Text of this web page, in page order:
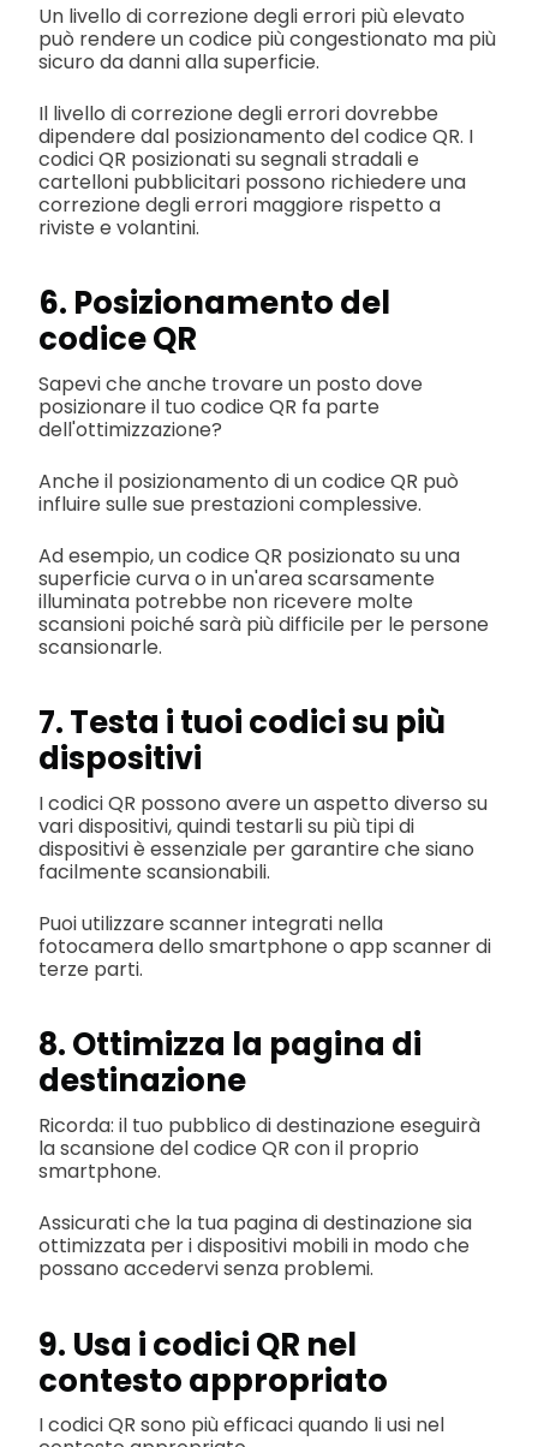
Un livello di correzione degli errori più elevato
può rendere un codice più congestionato ma più
sicuro da danni alla superficie.
Il livello di correzione degli errori dovrebbe
dipendere dal posizionamento del codice QR. I
codici QR posizionati su segnali stradali e
cartelloni pubblicitari possono richiedere una
correzione degli errori maggiore rispetto a
riviste e volantini.
6. Posizionamento del
codice QR
Sapevi che anche trovare un posto dove
posizionare il tuo codice QR fa parte
dell'ottimizzazione?
Anche il posizionamento di un codice QR può
influire sulle sue prestazioni complessive.
Ad esempio, un codice QR posizionato su una
superficie curva o in un'area scarsamente
illuminata potrebbe non ricevere molte
scansioni poiché sarà più difficile per le persone
scansionarle.
7. Testa i tuoi codici su più
dispositivi
I codici QR possono avere un aspetto diverso su
vari dispositivi, quindi testarli su più tipi di
dispositivi è essenziale per garantire che siano
facilmente scansionabili.
Puoi utilizzare scanner integrati nella
fotocamera dello smartphone o app scanner di
terze parti.
8. Ottimizza la pagina di
destinazione
Ricorda: il tuo pubblico di destinazione eseguirà
la scansione del codice QR con il proprio
smartphone.
Assicurati che la tua pagina di destinazione sia
ottimizzata per i dispositivi mobili in modo che
possano accedervi senza problemi.
9. Usa i codici QR nel
contesto appropriato
I codici QR sono più efficaci quando li usi nel